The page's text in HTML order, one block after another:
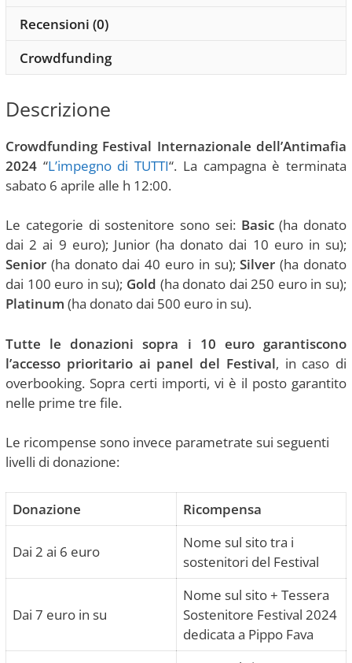
Recensioni (0)
Crowdfunding
Descrizione
Crowdfunding Festival Internazionale dell’Antimafia
2024 “L’impegno di TUTTI“. La campagna è terminata
sabato 6 aprile alle h 12:00.
Le categorie di sostenitore sono sei: Basic(ha donato
dai 2 ai 9 euro); Junior (ha donato dai 10 euro in su);
Senior (ha donato dai 40 euro in su);Silver (ha donato
dai 100 euro in su); Gold (ha donato dai 250 euro in su);
Platinum (ha donato dai 500 euro in su).
Tutte le donazioni sopra i 10 euro garantiscono
l’accesso prioritario ai panel del Festival, in caso di
overbooking. Sopra certi importi, vi è il posto garantito
nelle prime tre file.
Le ricompense sono invece parametrate sui seguenti
livelli di donazione:
Donazione Ricompensa
Dai 2 ai 6 euro
Nome sul sito tra i
sostenitori del Festival
Dai 7 euro in su
Nome sul sito + Tessera
Sostenitore Festival 2024
dedicata a Pippo Fava